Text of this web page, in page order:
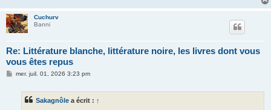
Cuchurv
Banni
Re: Littérature blanche, littérature noire, les livres dont vous
vous êtes repus
Mmer. juil. 01, 2026 3:23 pm
Sakagnôle a écrit : ↑